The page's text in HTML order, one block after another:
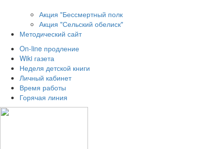
Акция "Бессмертный полк
Акция "Сельский обелиск"
Методический сайт
On-line продление
Wiki газета
Неделя детской книги
Личный кабинет
Время работы
Горячая линия